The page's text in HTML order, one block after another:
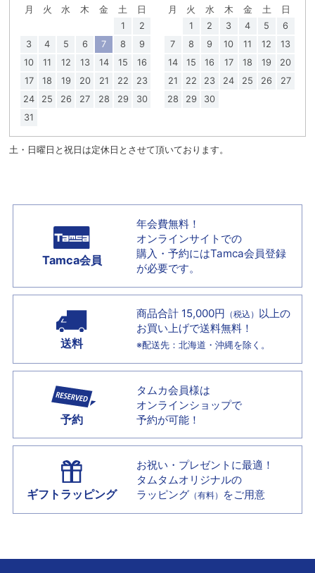
月 火 水 木 金 土
日
1
2
3
4 5 6 7 8
9
10
11 12 13 14 15
16
17
18 19 20 21 22
23
24
25 26 27 28 29
30
31
月 火 水 木 金 土
日
1
2 3 4 5
6
7
8 9 10 11 12
13
14
15 16 17 18 19
20
21
22 23 24 25 26
27
28
29 30
土・日曜日と祝日は定休日とさせて頂いております。
Tamca会員
年会費無料！
オンラインサイトでの
購入・予約にはTamca会員登録
が必要です。
送料
商品合計 15,000円 （税込） 以上の
お買い上げで送料無料！
※配送先：北海道・沖縄を除く。
予約
タムカ会員様は
オンラインショップで
予約が可能！
ギフトラッピング
お祝い・プレゼントに最適！
タムタムオリジナルの
ラッピング （有料） をご用意